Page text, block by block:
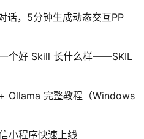
话，5分钟生成动态交互PP
个好 Skill 长什么样——SKIL
Ollama 完整教程（Windows
小程序快速上线